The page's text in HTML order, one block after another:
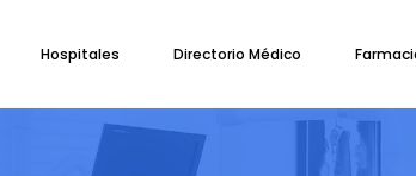
Hospitales Directorio Médico